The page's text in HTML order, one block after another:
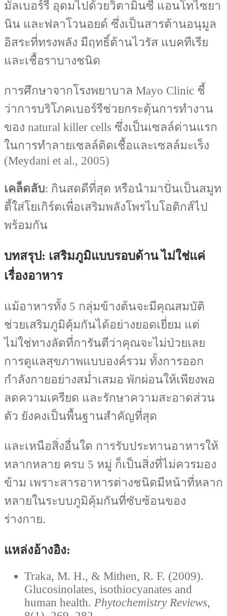
มัลเบอร์รี อุดมไปด้วยวิตามินซี แอนโทไซยา
นิน และฟลาโวนอยด์ ซึ่งเป็นสารต้านอนุมูล
อิสระที่ทรงพลัง มีฤทธิ์ต้านไวรัส แบคทีเรีย
และเชื้อราบางชนิด
การศึกษาจากโรงพยาบาล Mayo Clinic ชี้
ว่าการบริโภคเบอร์รีช่วยกระตุ้นการทำงาน
ของ natural killer cells ซึ่งเป็นเซลล์ด่านแรก
ในการทำลายเซลล์ติดเชื้อและเซลล์มะเร็ง
(Meydani et al., 2005)
เคล็ดลับ: กินสดดีที่สุด หรือนำมาปั่นเป็นสมูท
ตี้ใส่โยเกิร์ตเพื่อเสริมพลังโพรไบโอติกส์ไป
พร้อมกัน
บทสรุป: เสริมภูมิแบบรอบด้าน ไม่ใช่แค่
เรื่องอาหาร
แม้อาหารทั้ง 5 กลุ่มข้างต้นจะมีคุณสมบัติ
ช่วยเสริมภูมิคุ้มกันได้อย่างยอดเยี่ยม แต่
ไม่ใช่ทางลัดที่การันตีว่าคุณจะไม่ป่วยเลย
การดูแลสุขภาพแบบองค์รวม ทั้งการออก
กำลังกายอย่างสม่ำเสมอ พักผ่อนให้เพียงพอ
ลดความเครียด และรักษาความสะอาดส่วน
ตัว ยังคงเป็นพื้นฐานสำคัญที่สุด
และเหนือสิ่งอื่นใด การรับประทานอาหารให้
หลากหลาย ครบ 5 หมู่ ก็เป็นสิ่งที่ไม่ควรมอง
ข้าม เพราะสารอาหารต่างชนิดมีหน้าที่หลาก
หลายในระบบภูมิคุ้มกันที่ซับซ้อนของ
ร่างกาย.
แหล่งอ้างอิง:
Traka, M. H., & Mithen, R. F. (2009).
Glucosinolates, isothiocyanates and
human health. Phytochemistry Reviews,